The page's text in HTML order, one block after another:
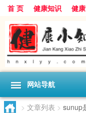
首 页 健康知识 健
网站导航
> 文章列表 > sunup